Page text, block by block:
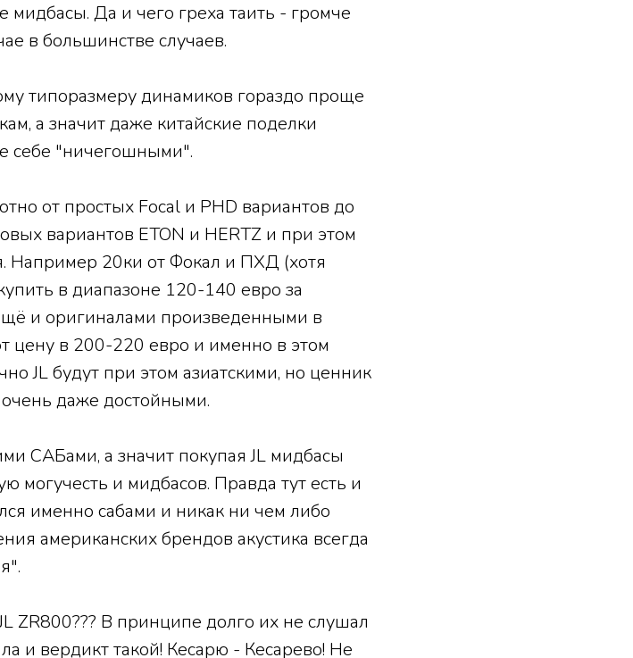
Да и чего греха таить - громче
в большинстве случаев.
типоразмеру динамиков гораздо проще
а значит даже китайские поделки
себе "ничегошными".
от простых Focal и PHD вариантов до
вариантов ETON и HERTZ и при этом
Например 20ки от Фокал и ПХД (хотя
в диапазоне 120-140 евро за
и оригиналами произведенными в
в 200-220 евро и именно в этом
JL будут при этом азиатскими, но ценник
даже достойными.
САБами, а значит покупая JL мидбасы
могучесть и мидбасов. Правда тут есть и
именно сабами и никак ни чем либо
американских брендов акустика всегда
ZR800??? В принципе долго их не слушал
и вердикт такой! Кесарю - Кесарево! Не